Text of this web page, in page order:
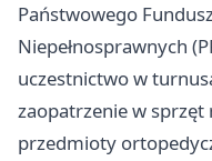
Państwowego
Niepełnosprawnych
uczestnictwo w
zaopatrzenie w
przedmioty